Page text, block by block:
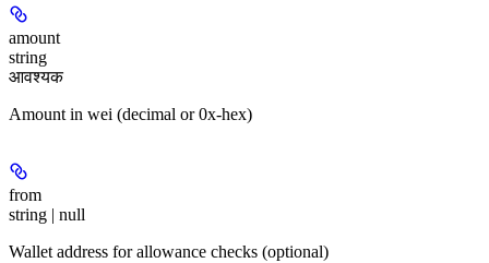
amount
string
आवश्यक
Amount in wei (decimal or 0x-hex)
from
string | null
Wallet address for allowance checks (optional)